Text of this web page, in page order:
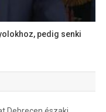
pedig senki